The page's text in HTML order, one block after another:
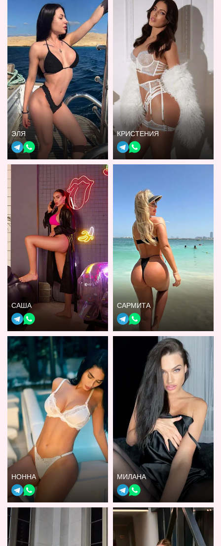
ЭЛЯ КРИСТЕНИЯ
САША САРМИТА
НОННА МИЛАНА